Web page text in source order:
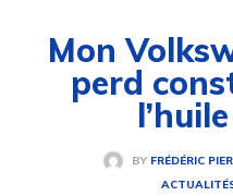
Mon
perd
BY FRÉDÉRIC